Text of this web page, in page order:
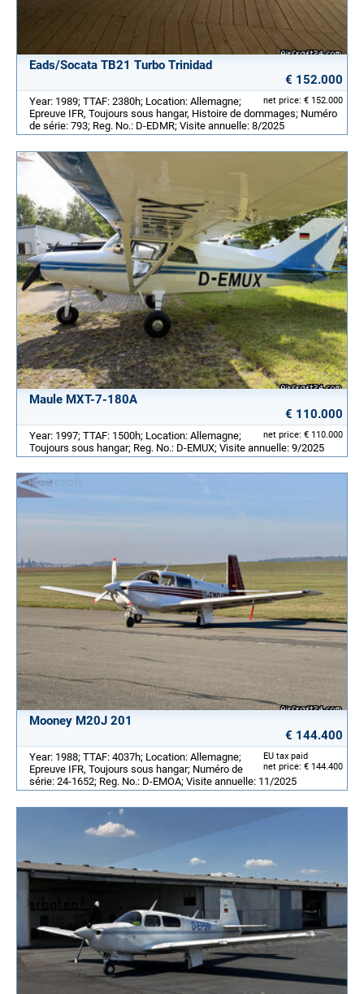
Eads/Socata TB21 Turbo Trinidad
€ 152.000
net price: € 152.000
Year: 1989; TTAF: 2380h; Location: Allemagne;
Epreuve IFR, Toujours sous hangar, Histoire de dommages; Numéro
de série: 793; Reg. No.: D-EDMR; Visite annuelle: 8/2025
Maule MXT-7-180A
€ 110.000
net price: € 110.000
Year: 1997; TTAF: 1500h; Location: Allemagne;
Toujours sous hangar; Reg. No.: D-EMUX; Visite annuelle: 9/2025
Mooney M20J 201
€ 144.400
EU tax paid
net price: € 144.400
Year: 1988; TTAF: 4037h; Location: Allemagne;
Epreuve IFR, Toujours sous hangar; Numéro de
série: 24-1652; Reg. No.: D-EMOA; Visite annuelle: 11/2025